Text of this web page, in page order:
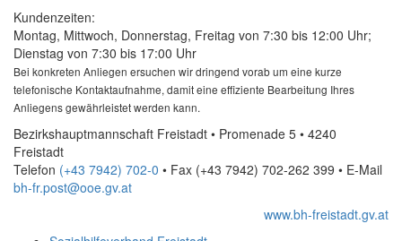
Kundenzeiten:
Montag, Mittwoch, Donnerstag, Freitag von 7:30 bis 12:00 Uhr;
Dienstag von 7:30 bis 17:00 Uhr
Bei konkreten Anliegen ersuchen wir dringend vorab um eine kurze
telefonische Kontaktaufnahme, damit eine effiziente Bearbeitung Ihres
Anliegens gewährleistet werden kann.
Bezirkshauptmannschaft Freistadt • Promenade 5 • 4240
Freistadt
Telefon (+43 7942) 702-0 • Fax (+43 7942) 702-262 399 • E-Mail
bh-fr.post@ooe.gv.at
www.bh-freistadt.gv.at